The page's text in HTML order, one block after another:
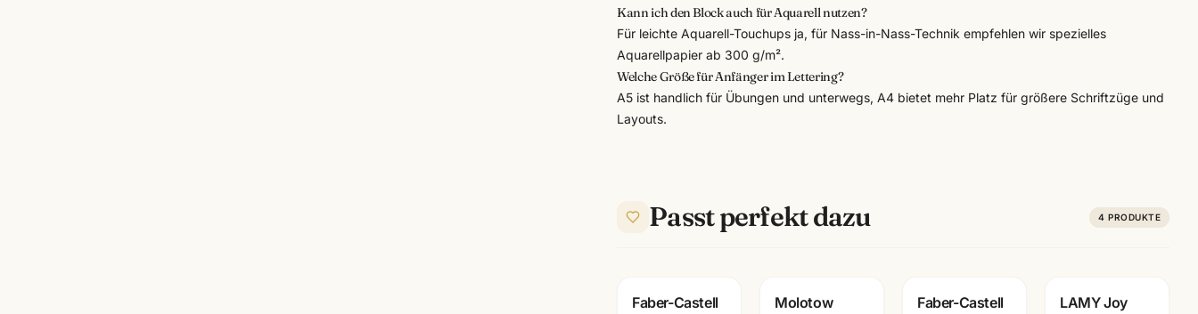
Kann ich den Block auch für Aquarell nutzen?
Für leichte Aquarell-Touchups ja, für Nass-in-Nass-Technik empfehlen wir spezielles
Aquarellpapier ab 300 g/m².
Welche Größe für Anfänger im Lettering?
A5 ist handlich für Übungen und unterwegs, A4 bietet mehr Platz für größere Schriftzüge und
Layouts.
Passt perfekt dazu 4 PRODUKTE
Faber-Castell
Molotow
Faber-Castell
Gravur
LAMY Joy